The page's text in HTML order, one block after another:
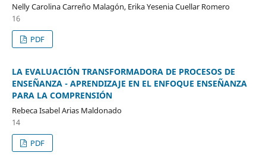
Nelly Carolina Carreño Malagón, Erika Yesenia Cuellar Romero
16
PDF
LA EVALUACIÓN TRANSFORMADORA DE PROCESOS DE
ENSEÑANZA - APRENDIZAJE EN EL ENFOQUE ENSEÑANZA
PARA LA COMPRENSIÓN
Rebeca Isabel Arias Maldonado
14
PDF